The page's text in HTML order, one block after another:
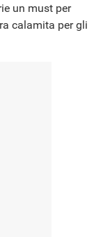
un must per
calamita per gli